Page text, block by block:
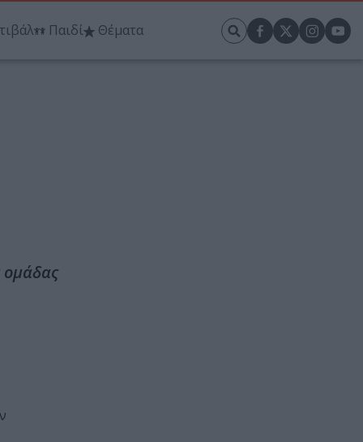
Παιδί Θέματα
ομάδας